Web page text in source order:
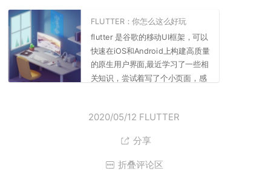
FLUTTER：你怎么这么好玩
flutter 是谷歌的移动UI框架，可以
快速在iOS和Android上构建高质量
的原生用户界面,最近学习了一些相
关知识，尝试着写了个小页面，感
2020/05/12 FLUTTER
 分享
 折叠评论区